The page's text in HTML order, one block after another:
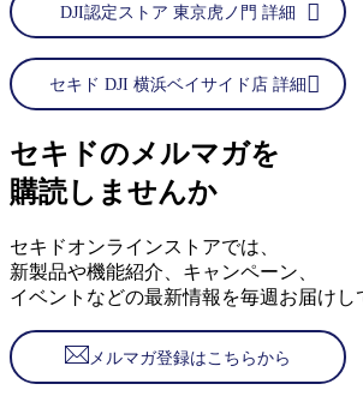
DJI認定ストア 東京虎ノ門 詳細
セキド DJI 横浜ベイサイド店 詳細
セキドのメルマガを
購読しませんか
セキドオンラインストアでは、
新製品や機能紹介、キャンペーン、
イベントなどの最新情報を毎週お届けし
メルマガ登録はこちらから